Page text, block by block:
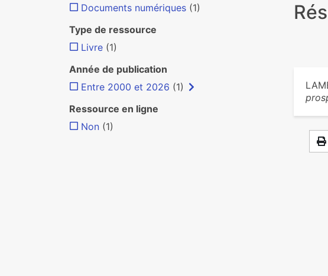
Documents numériques (1)
Type de ressource
Livre (1)
Année de publication
Entre 2000 et 2026 (1)
Ressource en ligne
Non (1)